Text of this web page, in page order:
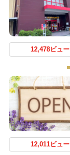
12,478ビュー
12,011ビュー